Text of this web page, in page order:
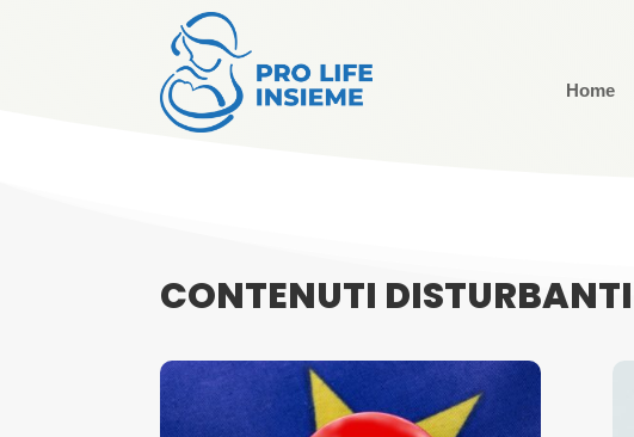
Home
CONTENUTI DISTURBANTI